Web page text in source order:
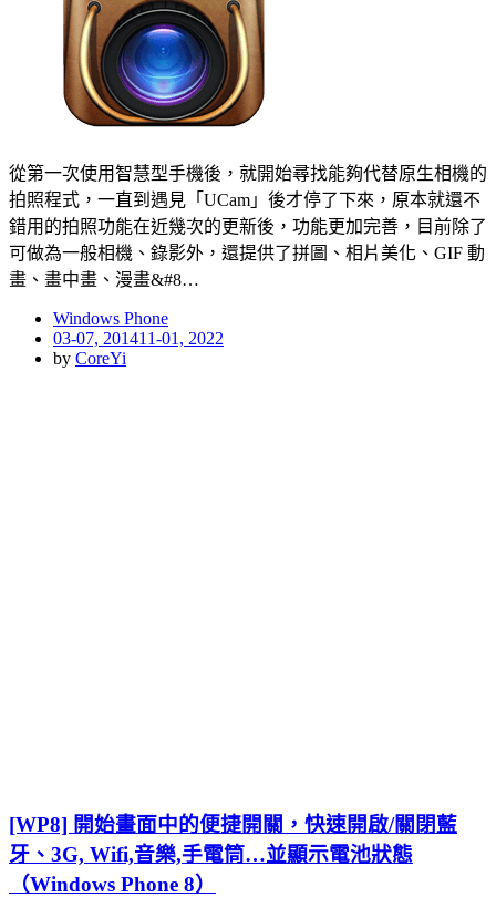
從第一次使用智慧型手機後，就開始尋找能夠代替原生相機的
拍照程式，一直到遇見「UCam」後才停了下來，原本就還不
錯用的拍照功能在近幾次的更新後，功能更加完善，目前除了
可做為一般相機、錄影外，還提供了拼圖、相片美化、GIF 動
畫、畫中畫、漫畫&#8…
Windows Phone
Posted
on
03-07, 201411-01, 2022
by CoreYi
[WP8] 開始畫面中的便捷開關，快速開啟/關閉藍
牙、3G, Wifi,音樂,手電筒…並顯示電池狀態
（Windows Phone 8）